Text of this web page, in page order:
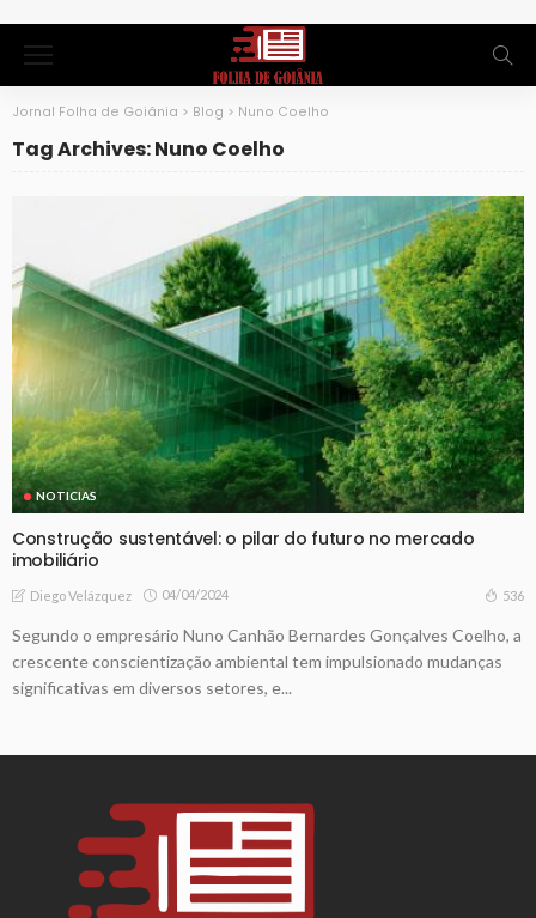
Jornal Folha de Goiânia > Blog > Nuno Coelho
Tag Archives: Nuno Coelho
NOTICIAS
Construção sustentável: o pilar do futuro no mercado
imobiliário
Diego Velázquez 04/04/2024 536
Segundo o empresário Nuno Canhão Bernardes Gonçalves Coelho, a
crescente conscientização ambiental tem impulsionado mudanças
significativas em diversos setores, e...